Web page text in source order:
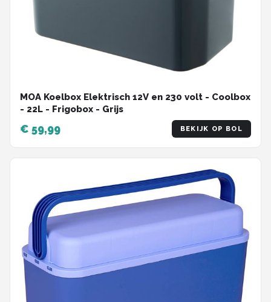
MOA Koelbox Elektrisch 12V en 230 volt - Coolbox
- 22L - Frigobox - Grijs
€ 59,99 BEKIJK OP BOL